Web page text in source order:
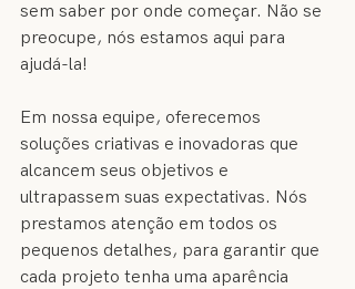
sem saber por onde começar. Não se
preocupe, nós estamos aqui para
ajudá-la!
Em nossa equipe, oferecemos
soluções criativas e inovadoras que
alcancem seus objetivos e
ultrapassem suas expectativas. Nós
prestamos atenção em todos os
pequenos detalhes, para garantir que
cada projeto tenha uma aparência